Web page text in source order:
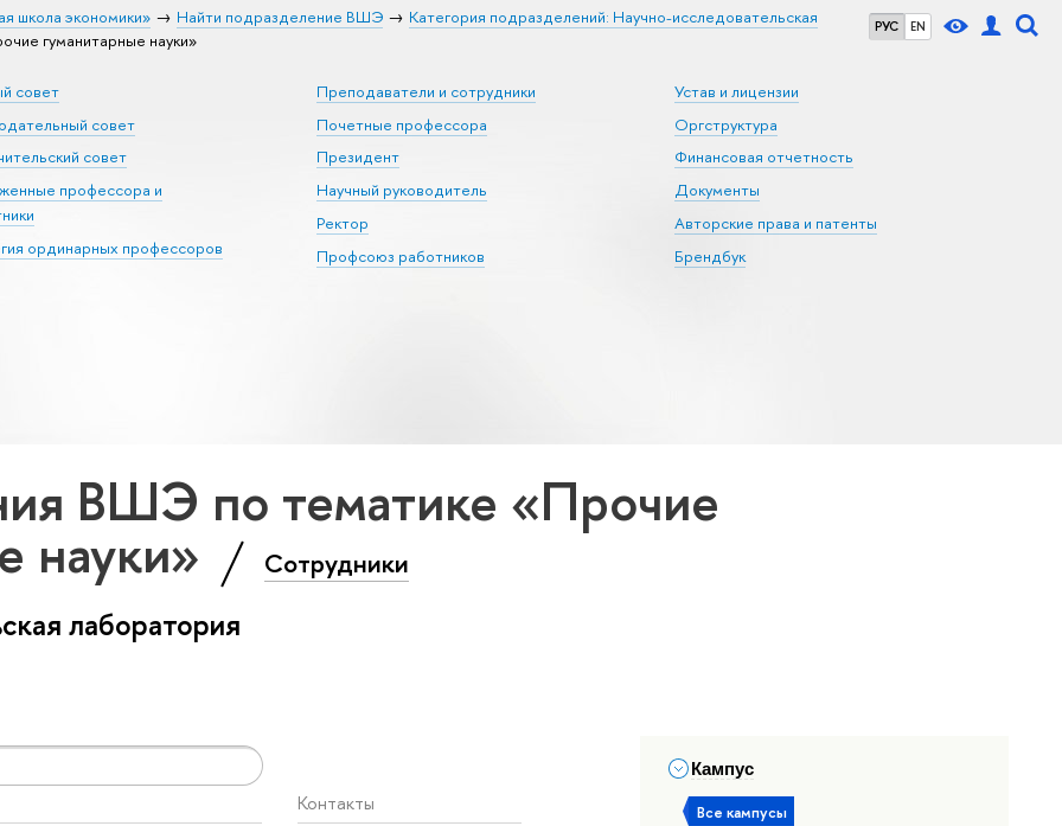
РУС EN
школа экономики» Найти подразделение ВШЭ
Категория подразделений: Научно-исследовательская
гуманитарные науки»
совет
совет
совет
профессора и
ординарных профессоров
Преподаватели и сотрудники
Почетные профессора
Президент
Научный руководитель
Ректор
Профсоюз работников
Устав и лицензии
Оргструктура
Финансовая отчетность
Документы
Авторские права и патенты
Брендбук
ВШЭ по тематике «Прочие
науки» Сотрудники
лаборатория
Кампус
Все кампусы
Контакты